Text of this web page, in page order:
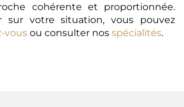
cohérente et proportionnée.
sur votre situation, vous pouvez
vous ou consulter nos spécialités.